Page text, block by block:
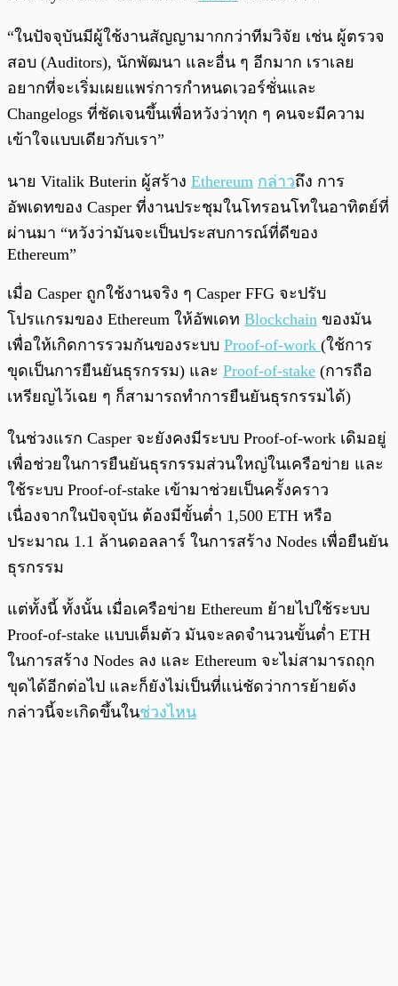
“ในปัจจุบันมีผู้ใช้งานสัญญามากกว่าทีมวิจัย เช่น ผู้ตรวจ
สอบ (Auditors), นักพัฒนา และอื่น ๆ อีกมาก เราเลย
อยากที่จะเริ่มเผยแพร่การกำหนดเวอร์ชั่นและ
Changelogs ที่ชัดเจนขึ้นเพื่อหวังว่าทุก ๆ คนจะมีความ
เข้าใจแบบเดียวกับเรา”
นาย Vitalik Buterin ผู้สร้าง Ethereum กล่าวถึง การ
อัพเดทของ Casper ที่งานประชุมในโทรอนโทในอาทิตย์ที่
ผ่านมา “หวังว่ามันจะเป็นประสบการณ์ที่ดีของ
Ethereum”
เมื่อ Casper ถูกใช้งานจริง ๆ Casper FFG จะปรับ
โปรแกรมของ Ethereum ให้อัพเดท Blockchain ของมัน
เพื่อให้เกิดการรวมกันของระบบ Proof-of-work (ใช้การ
ขุดเป็นการยืนยันธุรกรรม) และ Proof-of-stake (การถือ
เหรียญไว้เฉย ๆ ก็สามารถทำการยืนยันธุรกรรมได้)
ในช่วงแรก Casper จะยังคงมีระบบ Proof-of-work เดิมอยู่
เพื่อช่วยในการยืนยันธุรกรรมส่วนใหญ่ในเครือข่าย และ
ใช้ระบบ Proof-of-stake เข้ามาช่วยเป็นครั้งคราว
เนื่องจากในปัจจุบัน ต้องมีขั้นต่ำ 1,500 ETH หรือ
ประมาณ 1.1 ล้านดอลลาร์ ในการสร้าง Nodes เพื่อยืนยัน
ธุรกรรม
แต่ทั้งนี้ ทั้งนั้น เมื่อเครือข่าย Ethereum ย้ายไปใช้ระบบ
Proof-of-stake แบบเต็มตัว มันจะลดจำนวนขั้นต่ำ ETH
ในการสร้าง Nodes ลง และ Ethereum จะไม่สามารถถุก
ขุดได้อีกต่อไป และก็ยังไม่เป็นที่แน่ชัดว่าการย้ายดัง
กล่าวนี้จะเกิดขึ้นในช่วงไหน